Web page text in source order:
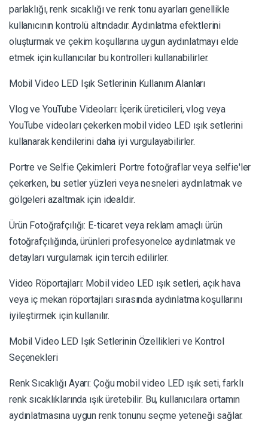
parlaklığı, renk sıcaklığı ve renk tonu ayarları genellikle
kullanıcının kontrolü altındadır. Aydınlatma efektlerini
oluşturmak ve çekim koşullarına uygun aydınlatmayı elde
etmek için kullanıcılar bu kontrolleri kullanabilirler.
Mobil Video LED Işık Setlerinin Kullanım Alanları
Vlog ve YouTube Videoları: İçerik üreticileri, vlog veya
YouTube videoları çekerken mobil video LED ışık setlerini
kullanarak kendilerini daha iyi vurgulayabilirler.
Portre ve Selfie Çekimleri: Portre fotoğraflar veya selfie'ler
çekerken, bu setler yüzleri veya nesneleri aydınlatmak ve
gölgeleri azaltmak için idealdir.
Ürün Fotoğrafçılığı: E-ticaret veya reklam amaçlı ürün
fotoğrafçılığında, ürünleri profesyonelce aydınlatmak ve
detayları vurgulamak için tercih edilirler.
Video Röportajları: Mobil video LED ışık setleri, açık hava
veya iç mekan röportajları sırasında aydınlatma koşullarını
iyileştirmek için kullanılır.
Mobil Video LED Işık Setlerinin Özellikleri ve Kontrol
Seçenekleri
Renk Sıcaklığı Ayarı: Çoğu mobil video LED ışık seti, farklı
renk sıcaklıklarında ışık üretebilir. Bu, kullanıcılara ortamın
aydınlatmasına uygun renk tonunu seçme yeteneği sağlar.